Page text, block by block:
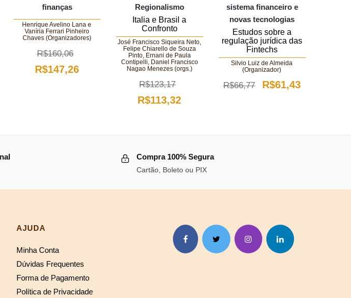
finanças
Henrique Avelino Lana e
Vaníria Ferrari Pinheiro
Chaves (Organizadores)
R$160,06
O
R$147,26O
Regionalismo
Italia e Brasil a
Confronto
José Francisco Siqueira Neto,
Felipe Chiarello de Souza
Pinto, Ernani de Paula
Contipelli, Daniel Francisco
Nagao Menezes (orgs.)
R$123,17
O
R$123,17.
R$113,32
R$113,32.
sistema financeiro e
novas tecnologias
Estudos sobre a
regulação jurídica das
Fintechs
Silvio Luiz de Almeida
(Organizador)
R$66,77
O
R$61,43O
Compra 100% Segura
Cartão, Boleto ou PIX
AJUDA
Minha Conta
Dúvidas Frequentes
Forma de Pagamento
Política de Privacidade